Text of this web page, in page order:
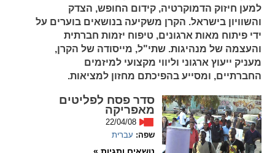
zoom_out
התרחק
zoom_in
התקרב
גופנים
Decrease font
Increase font
spellcheck
גופן קריא
למען חיזוק הדמוקרטיה, קידום החופש, הצדק
והשוויון בישראל. הקרן משקיעה בנושאים בוערים על
ידי פיתוח מאות ארגונים, טיפוח יזמות חברתית
והעצמה של מנהיגות. שתי"ל, מייסודה של הקרן,
מעניק ייעוץ ארגוני וליווי מקצועי למיזמים
החברתיים, ומסייע בהפיכתם מחזון למציאות.
סדר פסח לפליטים
מאפריקה
22/04/08
שפה: עברית